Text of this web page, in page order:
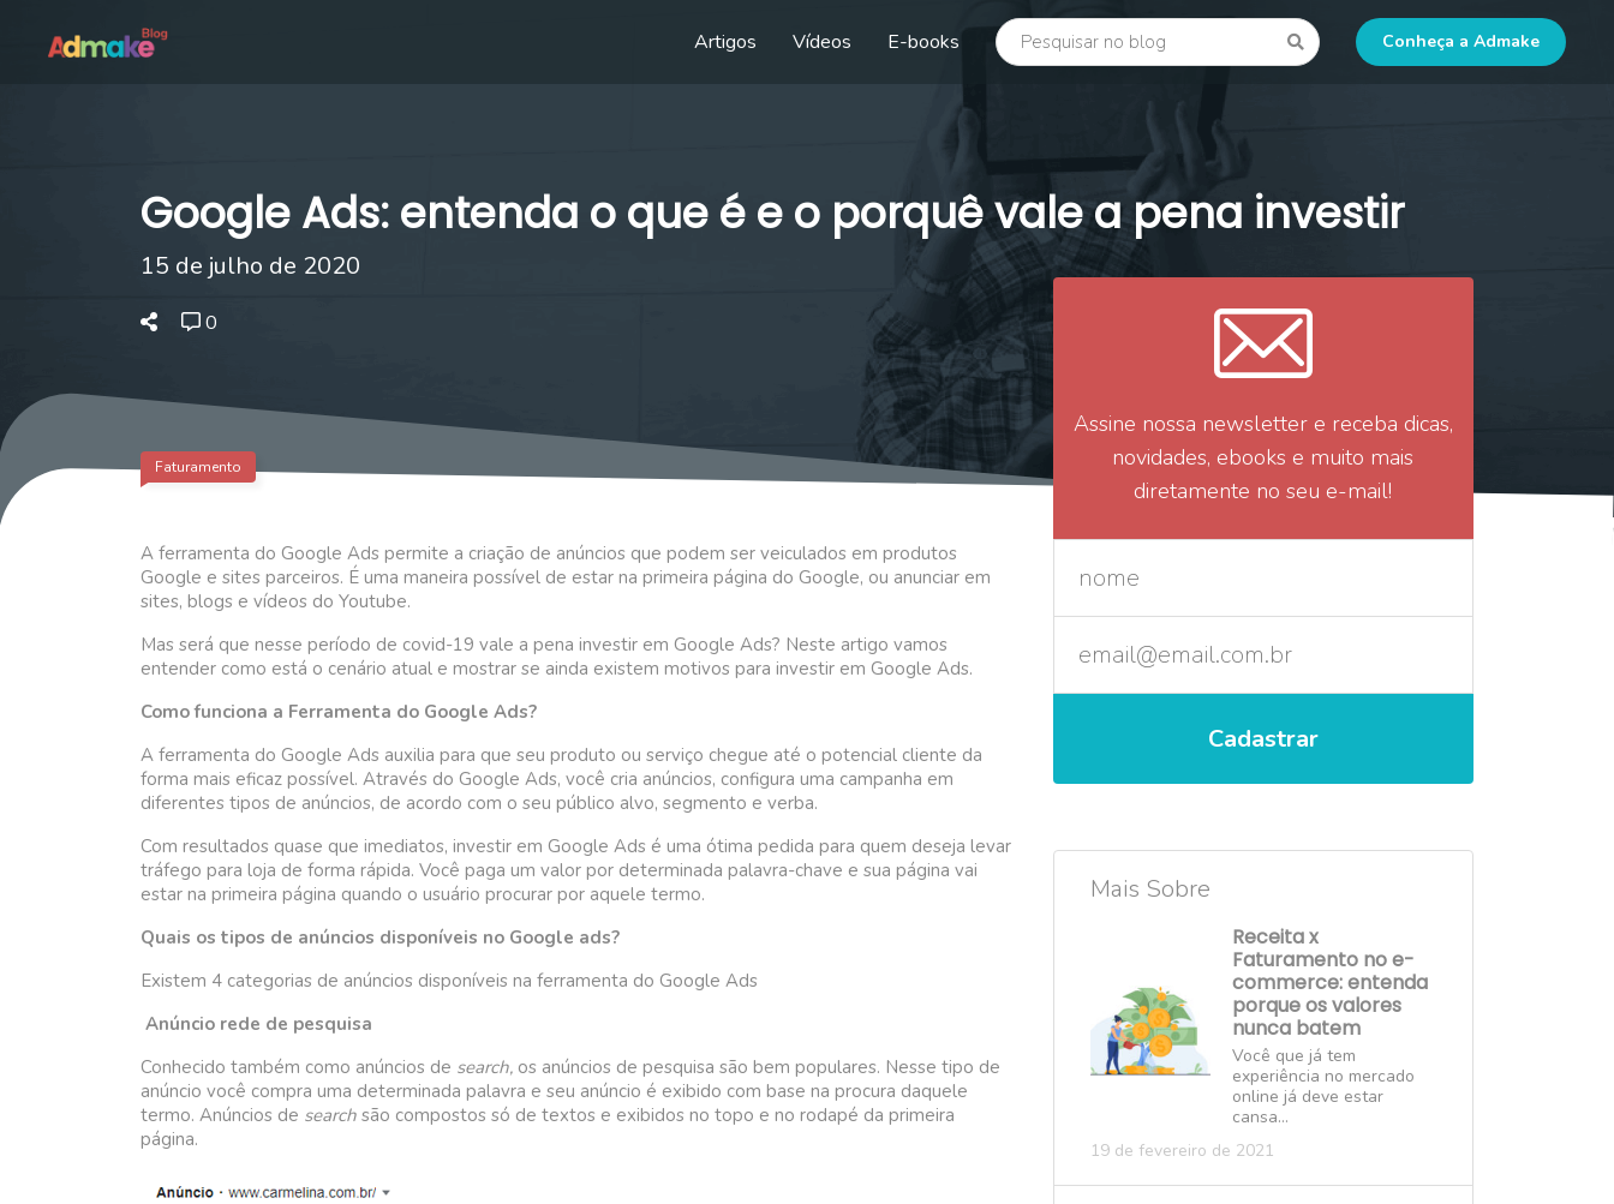
Artigos Vídeos E-books buscar no blog Go Conheça a Admake
Google Ads: entenda o que é e o porquê vale a pena investir
15 de julho de 2020
0
Faturamento
A ferramenta do Google Ads permite a criação de anúncios que podem ser veiculados em produtos
Google e sites parceiros. É uma maneira possível de estar na primeira página do Google, ou anunciar em
sites, blogs e vídeos do Youtube.
Mas será que nesse período de covid-19 vale a pena investir em Google Ads? Neste artigo vamos
entender como está o cenário atual e mostrar se ainda existem motivos para investir em Google Ads.
Como funciona a Ferramenta do Google Ads?
A ferramenta do Google Ads auxilia para que seu produto ou serviço chegue até o potencial cliente da
forma mais eficaz possível. Através do Google Ads, você cria anúncios, configura uma campanha em
diferentes tipos de anúncios, de acordo com o seu público alvo, segmento e verba.
Com resultados quase que imediatos, investir em Google Ads é uma ótima pedida para quem deseja levar
tráfego para loja de forma rápida. Você paga um valor por determinada palavra-chave e sua página vai
estar na primeira página quando o usuário procurar por aquele termo.
Quais os tipos de anúncios disponíveis no Google ads?
Existem 4 categorias de anúncios disponíveis na ferramenta do Google Ads
Anúncio rede de pesquisa
Conhecido também como anúncios de search, os anúncios de pesquisa são bem populares. Nesse tipo de
anúncio você compra uma determinada palavra e seu anúncio é exibido com base na procura daquele
termo. Anúncios de search são compostos só de textos e exibidos no topo e no rodapé da primeira
página.
Assine nossa newsletter e receba dicas,
novidades, ebooks e muito mais
diretamente no seu e-mail!
Mais Sobre
Receita x
Faturamento no e-
commerce: entenda
porque os valores
nunca batem
Você que já tem
experiência no mercado
online já deve estar
cansa...
19 de fevereiro de 2021